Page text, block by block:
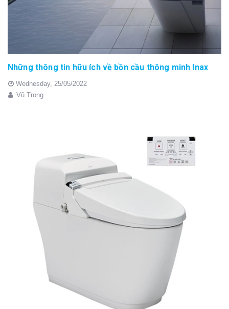
Những thông tin hữu ích về bồn cầu thông minh Inax
Wednesday, 25/05/2022
Vũ Trọng